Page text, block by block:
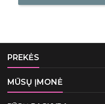
PREKĖS
MŪSŲ ĮMONĖ